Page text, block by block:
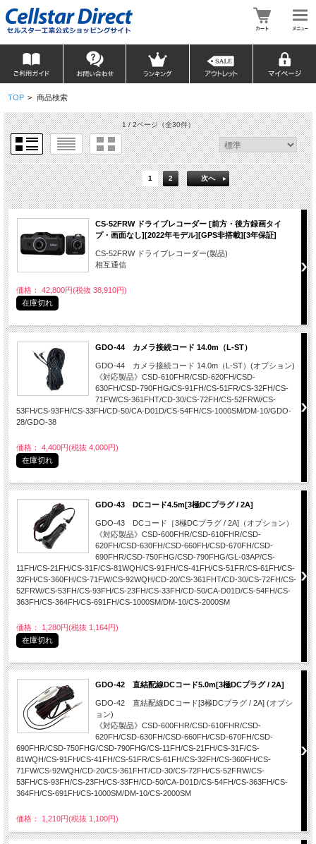
TOP > 商品検索
1 / 2ページ（全30件）
1 2 次へ
CS-52FRW ドライブレコーダー [前方・後方録画タイ
プ・画面なし][2022年モデル][GPS非搭載][3年保証]
CS-52FRW ドライブレコーダー(製品)
相互通信
価格： 42,800円(税抜 38,910円)
在庫切れ
GDO-44 カメラ接続コード 14.0m（L-ST）
GDO-44 カメラ接続コード 14.0m（L-ST）(オプション)
《対応製品》CSD-610FHR/CSD-620FH/CSD-
630FH/CSD-790FHG/CS-91FH/CS-51FR/CS-32FH/CS-
71FW/CS-361FHT/CD-30/CS-72FH/CS-52FRW/CS-
53FH/CS-93FH/CS-33FH/CD-50/CA-D01D/CS-54FH/CS-1000SM/DM-10/GDO-
28/GDO-38
価格： 4,400円(税抜 4,000円)
在庫切れ
GDO-43 DCコード4.5m[3極DCプラグ / 2A]
GDO-43 DCコード［3極DCプラグ / 2A]（オプション）
《対応製品》CSD-600FHR/CSD-610FHR/CSD-
620FH/CSD-630FH/CSD-660FH/CSD-670FH/CSD-
690FHR/CSD-750FHG/CSD-790FHG/GL-03AP/CS-
11FH/CS-21FH/CS-31F/CS-81WQH/CS-91FH/CS-41FH/CS-51FR/CS-61FH/CS-
32FH/CS-360FH/CS-71FW/CS-92WQH/CD-20/CS-361FHT/CD-30/CS-72FH/CS-
52FRW/CS-53FH/CS-93FH/CS-23FH/CS-33FH/CD-50/CA-D01D/CS-54FH/CS-
363FH/CS-364FH/CS-691FH/CS-1000SM/DM-10/CS-2000SM
価格： 1,280円(税抜 1,164円)
在庫切れ
GDO-42 直結配線DCコード5.0m[3極DCプラグ / 2A]
GDO-42 直結配線DCコード[3極DCプラグ / 2A] (オプシ
ョン)
《対応製品》CSD-600FHR/CSD-610FHR/CSD-
620FH/CSD-630FH/CSD-660FH/CSD-670FH/CSD-
690FHR/CSD-750FHG/CSD-790FHG/CS-11FH/CS-21FH/CS-31F/CS-
81WQH/CS-91FH/CS-41FH/CS-51FR/CS-61FH/CS-32FH/CS-360FH/CS-
71FW/CS-92WQH/CD-20/CS-361FHT/CD-30/CS-72FH/CS-52FRW/CS-
53FH/CS-93FH/CS-23FH/CS-33FH/CD-50/CA-D01D/CS-54FH/CS-363FH/CS-
364FH/CS-691FH/CS-1000SM/DM-10/CS-2000SM
価格： 1,210円(税抜 1,100円)